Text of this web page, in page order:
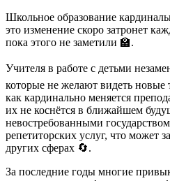
Школьное образование
это изменение скоро затронет
пока этого не заметили 🏫.
Учителя в работе с детьми
которые не желают видеть
как кардинально меняется
их не коснётся в ближайшем
невостребованными
репетиторских услуг, что может
других сферах 🔄.
За последние годы многие